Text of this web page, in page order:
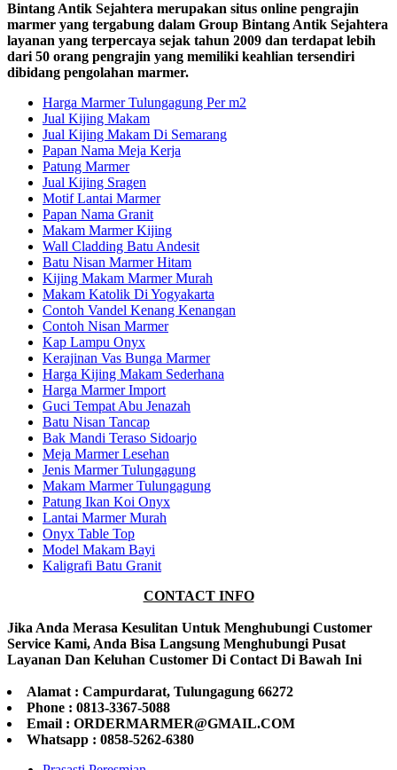
Bintang Antik Sejahtera merupakan situs online pengrajin
marmer yang tergabung dalam Group Bintang Antik Sejahtera
layanan yang terpercaya sejak tahun 2009 dan terdapat lebih
dari 50 orang pengrajin yang memiliki keahlian tersendiri
dibidang pengolahan marmer.
Harga Marmer Tulungagung Per m2
Jual Kijing Makam
Jual Kijing Makam Di Semarang
Papan Nama Meja Kerja
Patung Marmer
Jual Kijing Sragen
Motif Lantai Marmer
Papan Nama Granit
Makam Marmer Kijing
Wall Cladding Batu Andesit
Batu Nisan Marmer Hitam
Kijing Makam Marmer Murah
Makam Katolik Di Yogyakarta
Contoh Vandel Kenang Kenangan
Contoh Nisan Marmer
Kap Lampu Onyx
Kerajinan Vas Bunga Marmer
Harga Kijing Makam Sederhana
Harga Marmer Import
Guci Tempat Abu Jenazah
Batu Nisan Tancap
Bak Mandi Teraso Sidoarjo
Meja Marmer Lesehan
Jenis Marmer Tulungagung
Makam Marmer Tulungagung
Patung Ikan Koi Onyx
Lantai Marmer Murah
Onyx Table Top
Model Makam Bayi
Kaligrafi Batu Granit
CONTACT INFO
Jika Anda Merasa Kesulitan Untuk Menghubungi Customer
Service Kami, Anda Bisa Langsung Menghubungi Pusat
Layanan Dan Keluhan Customer Di Contact Di Bawah Ini
Alamat : Campurdarat, Tulungagung 66272
Phone : 0813-3367-5088
Email : ORDERMARMER@GMAIL.COM
Whatsapp : 0858-5262-6380